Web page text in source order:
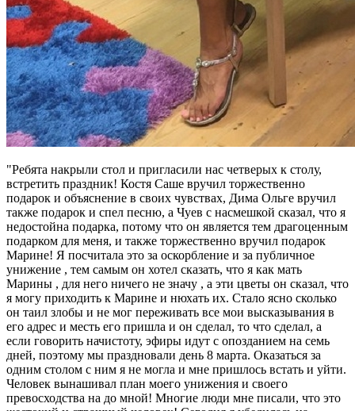
"Ребята накрыли стол и пригласили нас четверых к столу,
встретить праздник! Костя Саше вручил торжественно
подарок и объяснение в своих чувствах, Дима Ольге вручил
также подарок и спел песню, а Чуев с насмешкой сказал, что я
недостойна подарка, потому что он является тем драгоценным
подарком для меня, и также торжественно вручил подарок
Марине! Я посчитала это за оскорбление и за публичное
унижение , тем самым он хотел сказать, что я как мать
Марины , для него ничего не значу , а эти цветы он сказал, что
я могу приходить к Марине и нюхать их. Стало ясно сколько
он таил злобы и не мог переживать все мои высказывания в
его адрес и месть его пришла и он сделал, то что сделал, а
если говорить начистоту, эфиры идут с опозданием на семь
дней, поэтому мы праздновали день 8 марта. Оказаться за
одним столом с ним я не могла и мне пришлось встать и уйти.
Человек вынашивал план моего унижения и своего
превосходства на до мной! Многие люди мне писали, что это